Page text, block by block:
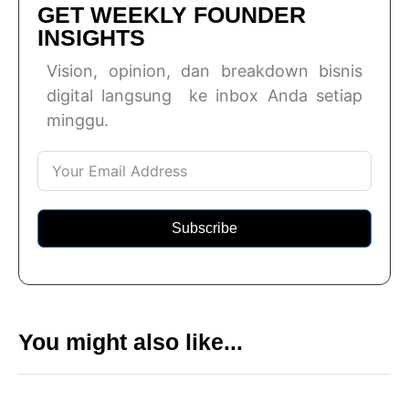
GET WEEKLY FOUNDER
INSIGHTS
Vision, opinion, dan breakdown bisnis
digital langsung ke inbox Anda setiap
minggu.
Subscribe
You might also like...